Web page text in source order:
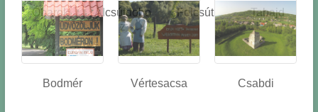
Óbarok
Alcsútdobo
z
Felcsút Tabajd
Bodmér Vértesacsa Csabdi